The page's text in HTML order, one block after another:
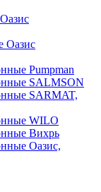
Оазис
Pumpman
SALMSON
SARMAT,
WILO
Вихрь
Оазис,